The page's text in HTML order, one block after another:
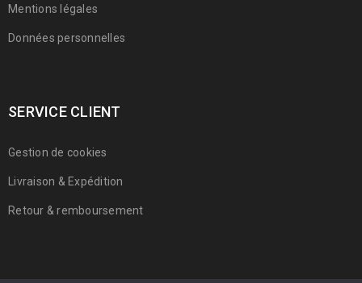
Mentions légales
Données personnelles
SERVICE CLIENT
Gestion de cookies
Livraison & Expédition
Retour & remboursement